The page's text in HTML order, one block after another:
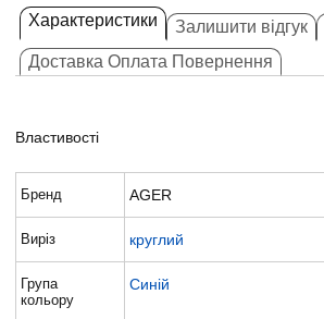
Характеристики Залишити відгук
Доставка Оплата Повернення
Властивості
Бренд AGER
Виріз круглий
Група
кольору
Синій